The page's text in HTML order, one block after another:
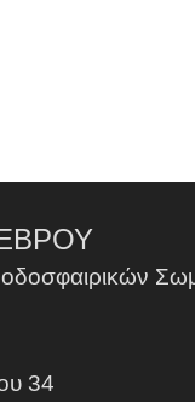
34